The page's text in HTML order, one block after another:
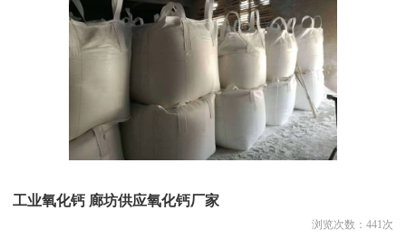
工业氧化钙 廊坊供应氧化钙厂家
浏览次数： 441次